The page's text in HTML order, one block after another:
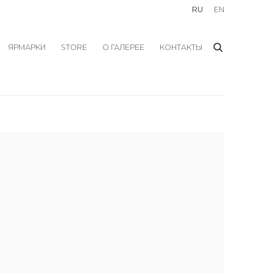
ЯРМАРКИ STORE О ГАЛЕРЕЕ КОНТАКТЫ
RU EN